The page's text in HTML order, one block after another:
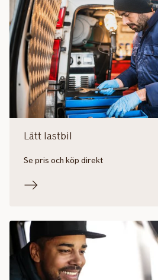
Lätt lastbil
Se pris och köp direkt